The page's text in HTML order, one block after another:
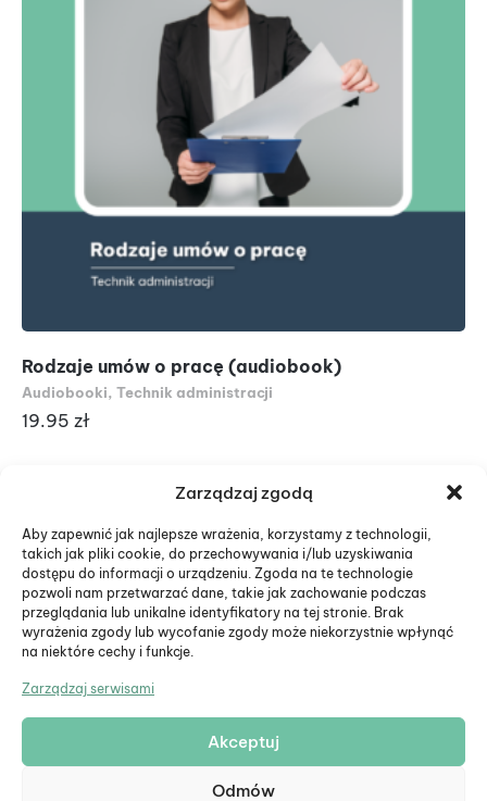
Zarządzaj zgodą
Aby zapewnić jak najlepsze wrażenia, korzystamy z technologii,
takich jak pliki cookie, do przechowywania i/lub uzyskiwania
dostępu do informacji o urządzeniu. Zgoda na te technologie
pozwoli nam przetwarzać dane, takie jak zachowanie podczas
przeglądania lub unikalne identyfikatory na tej stronie. Brak
wyrażenia zgody lub wycofanie zgody może niekorzystnie wpłynąć
na niektóre cechy i funkcje.
Zarządzaj serwisami
Akceptuj
Odmów
Rodzaje umów o pracę (audiobook)
Audiobooki, Technik administracji
19.95 zł
© Eduiko. Wszystkie prawa zastrzeżone.